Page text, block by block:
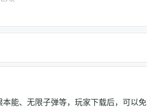
能、无限子弹等，玩家下载后，可以免